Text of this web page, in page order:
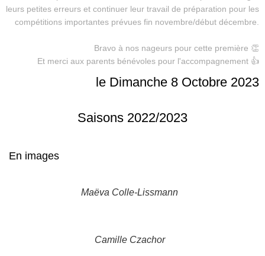
leurs petites erreurs et continuer leur travail de préparation pour les
compétitions importantes prévues fin novembre/début décembre.
Bravo à nos nageurs pour cette première 👏
Et merci aux parents bénévoles pour l'accompagnement 👍
le Dimanche 8 Octobre 2023
Saisons 2022/2023
En images
Maëva Colle-Lissmann
Camille Czachor